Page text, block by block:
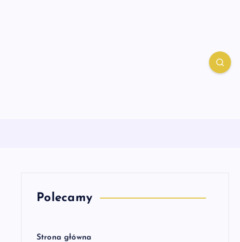
Polecamy
Strona główna